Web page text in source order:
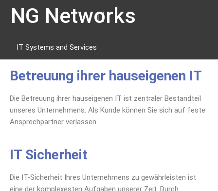
NG Networks
IT Systems and Services
Betreuung ihrer hauseigenen IT
Die Betreuung ihrer hauseigenen IT ist zentraler Bestandteil
unseres Unternehmens. Als Kunde können Sie sich auf feste
Ansprechpartner verlassen.
IT Sicherheit
Die IT-Sicherheit Ihres Unternehmens zu gewährleisten ist
eine der komplexesten Aufgaben unserer Zeit. Durch